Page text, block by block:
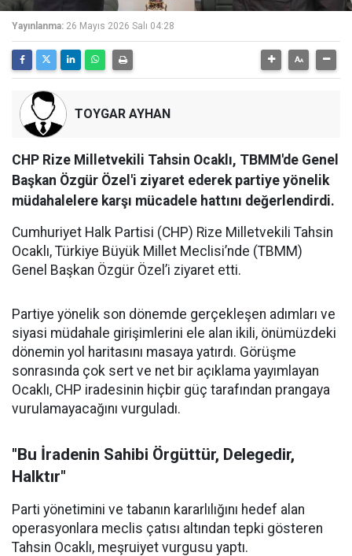
Yayınlanma: 26 Mayıs 2026 Salı 04:28
TOYGAR AYHAN
CHP Rize Milletvekili Tahsin Ocaklı, TBMM'de Genel
Başkan Özgür Özel'i ziyaret ederek partiye yönelik
müdahalelere karşı mücadele hattını değerlendirdi.
Cumhuriyet Halk Partisi (CHP) Rize Milletvekili Tahsin
Ocaklı, Türkiye Büyük Millet Meclisi’nde (TBMM)
Genel Başkan Özgür Özel’i ziyaret etti.
Partiye yönelik son dönemde gerçekleşen adımları ve
siyasi müdahale girişimlerini ele alan ikili, önümüzdeki
dönemin yol haritasını masaya yatırdı. Görüşme
sonrasında çok sert ve net bir açıklama yayımlayan
Ocaklı, CHP iradesinin hiçbir güç tarafından prangaya
vurulamayacağını vurguladı.
"Bu İradenin Sahibi Örgüttür, Delegedir,
Halktır"
Parti yönetimini ve tabanın kararlılığını hedef alan
operasyonlara meclis çatısı altından tepki gösteren
Tahsin Ocaklı, meşruiyet vurgusu yaptı.